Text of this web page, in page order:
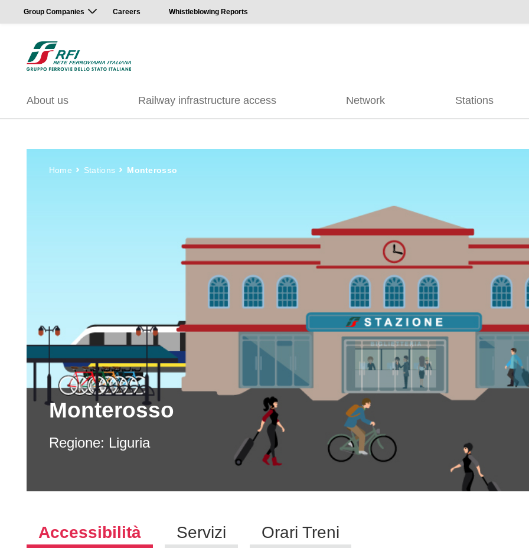
Group Companies Careers Whistleblowing Reports
About us Railway infrastructure access Network Stations
Home Stations Monterosso
Monterosso
Regione: Liguria
Accessibilità Servizi Orari Treni